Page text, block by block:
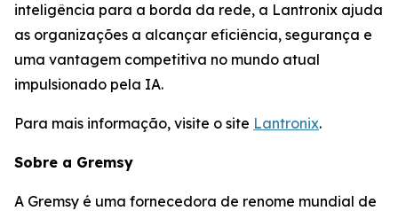
inteligência para a borda da rede, a Lantronix ajuda
as organizações a alcançar eficiência, segurança e
uma vantagem competitiva no mundo atual
impulsionado pela IA.
Para mais informação, visite o site Lantronix.
Sobre a Gremsy
A Gremsy é uma fornecedora de renome mundial de